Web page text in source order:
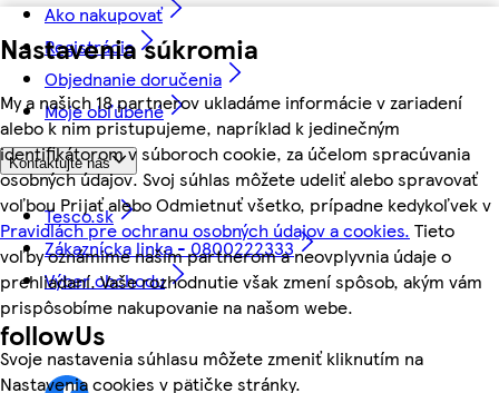
Nastavenia súkromia
My a našich 18 partnerov ukladáme informácie v zariadení
alebo k nim pristupujeme, napríklad k jedinečným
identifikátorom v súboroch cookie, za účelom spracúvania
osobných údajov. Svoj súhlas môžete udeliť alebo spravovať
voľbou Prijať alebo Odmietnuť všetko, prípadne kedykoľvek v
Pravidlách pre ochranu osobných údajov a cookies. Tieto
voľby oznámime našim partnerom a neovplyvnia údaje o
prehliadaní. Vaše rozhodnutie však zmení spôsob, akým vám
prispôsobíme nakupovanie na našom webe.
Svoje nastavenia súhlasu môžete zmeniť kliknutím na
Nastavenia cookies v pätičke stránky.
Ako nakupovať
Registrácia
Objednanie doručenia
Moje obľúbené
Kontaktujte nás
Tesco.sk
Zákaznícka linka - 0800222333
Výber obchodu
followUs